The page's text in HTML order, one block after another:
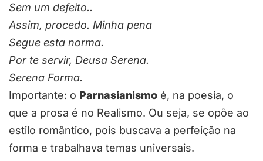
Sem um defeito..
Assim, procedo. Minha pena
Segue esta norma.
Por te servir, Deusa Serena.
Serena Forma.
Importante: o Parnasianismo é, na poesia, o
que a prosa é no Realismo. Ou seja, se opõe ao
estilo romântico, pois buscava a perfeição na
forma e trabalhava temas universais.